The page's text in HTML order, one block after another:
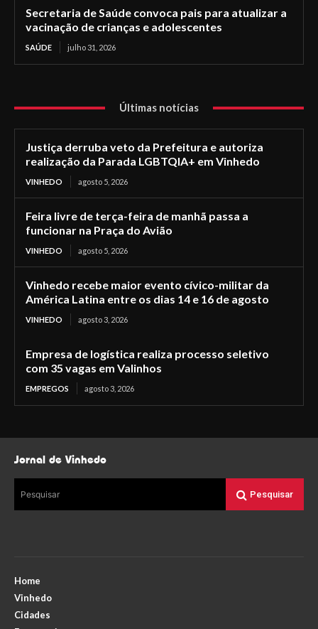
Secretaria de Saúde convoca pais para atualizar a
vacinação de crianças e adolescentes
SAÚDE julho 31, 2026
Últimas notícias
Justiça derruba veto da Prefeitura e autoriza
realização da Parada LGBTQIA+ em Vinhedo
VINHEDO agosto 5, 2026
Feira livre de terça-feira de manhã passa a
funcionar na Praça do Avião
VINHEDO agosto 5, 2026
Vinhedo recebe maior evento cívico-militar da
América Latina entre os dias 14 e 16 de agosto
VINHEDO agosto 3, 2026
Empresa de logística realiza processo seletivo
com 35 vagas em Valinhos
EMPREGOS agosto 3, 2026
Jornal de Vinhedo
Pesquisar Pesquisar
Home
Vinhedo
Cidades